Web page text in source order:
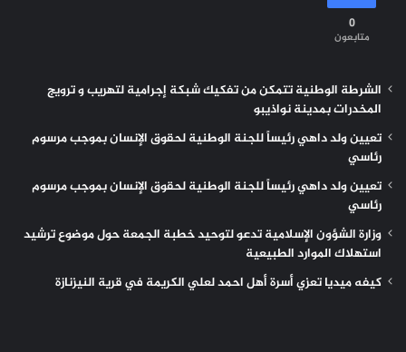
0
متابعون
الشرطة الوطنية تتمكن من تفكيك شبكة إجرامية لتهريب و ترويج
المخدرات بمدينة نواذيبو
تعيين ولد داهي رئيساً للجنة الوطنية لحقوق الإنسان بموجب مرسوم
رئاسي
تعيين ولد داهي رئيساً للجنة الوطنية لحقوق الإنسان بموجب مرسوم
رئاسي
وزارة الشؤون الإسلامية تدعو لتوحيد خطبة الجمعة حول موضوع ترشيد
استهلاك الموارد الطبيعية
كيفه ميديا تعزي أسرة أهل احمد لعلي الكريمة في قرية النيزنازة